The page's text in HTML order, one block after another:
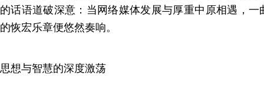
的话语道破深意：当网络媒体发展与厚重中原相遇，
的恢宏乐章便悠然奏响。
思想与智慧的深度激荡